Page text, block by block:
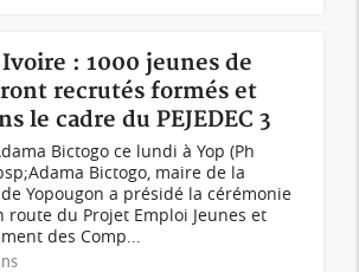
: 1000 jeunes de
recrutés formés et
le cadre du PEJEDEC 3
Bictogo ce lundi à Yop (Ph
Bictogo, maire de la
Yopougon a présidé la cérémonie
route du Projet Emploi Jeunes et
des Comp...